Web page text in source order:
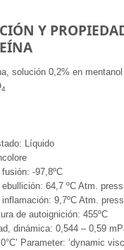
Y
solución 0,2% en
4
Líquido
-97,8ºC
ebullición: 64,7 ºC Atm.
inflamación: 9,7ºC Atm.
de autoignición: 455ºC
dinámica: 0,544 – 0,59
Parameter: ‘dynamic